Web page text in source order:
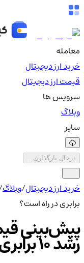
معامله
خرید ارز دیجیتال
قیمت ارز دیجیتال
سرویس ها
وبلاگ
سایر
درحال بارگذاری...
خرید ارز دیجیتال/وبلاگ/
برابری در راه است؟
رشد ۱۰ برابری در راه است؟